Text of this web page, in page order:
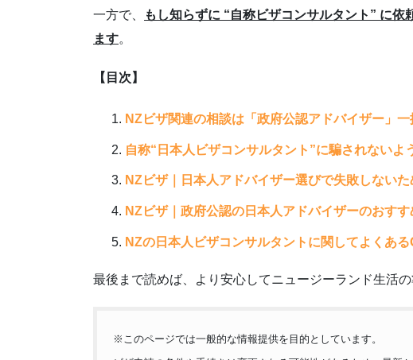
一方で、
もし知らずに “自称ビザコンサルタント” に
ます。
【目次】
NZビザ関連の相談は「政府公認アドバイザー」一
自称“日本人ビザコンサルタント”に騙されないよ
NZビザ｜日本人アドバイザー選びで失敗しない
NZビザ｜政府公認の日本人アドバイザーのおすす
NZの日本人ビザコンサルタントに関してよくあ
最後まで読めば、より安心してニュージーランド生活
※このページでは一般的な情報提供を目的としています。